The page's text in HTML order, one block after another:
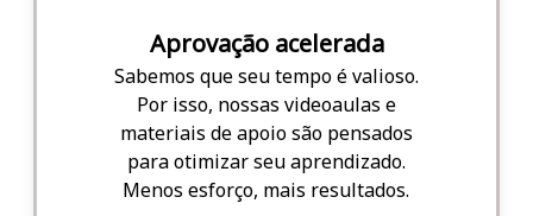
Aprovação acelerada
Sabemos que seu tempo é valioso.
Por isso, nossas videoaulas e
materiais de apoio são pensados
para otimizar seu aprendizado.
Menos esforço, mais resultados.